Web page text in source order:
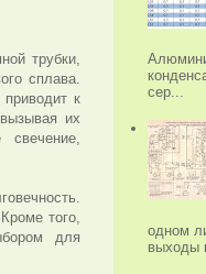
трубки,
сплава.
приводит к
их
свечение,
того,
для
сер...
одном
выходы